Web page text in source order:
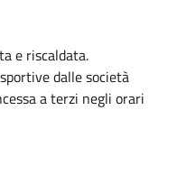
e riscaldata.
dalle società
a terzi negli orari